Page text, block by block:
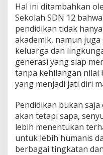
Hal ini ditambahkan
Sekolah SDN 12
pendidikan tidak
akademik, namun
keluarga dan
generasi yang siap
tanpa kehilangan nilai
yang menjadi jati diri
Pendidikan bukan
akan tetapi sapa,
lebih menentukan
untuk lebih humanis
berbagai tingkatan